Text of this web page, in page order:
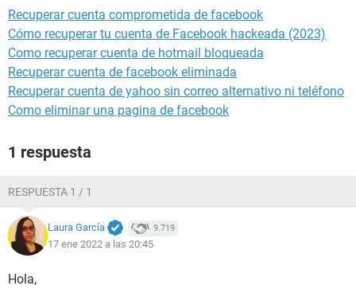
Recuperar cuenta comprometida de facebook
Cómo recuperar tu cuenta de Facebook hackeada (2023)
Como recuperar cuenta de hotmail bloqueada
Recuperar cuenta de facebook eliminada
Recuperar cuenta de yahoo sin correo alternativo ni teléfono
Como eliminar una pagina de facebook
1 respuesta
RESPUESTA 1 / 1
Laura García 9.719
17 ene 2022 a las 20:45
Hola,